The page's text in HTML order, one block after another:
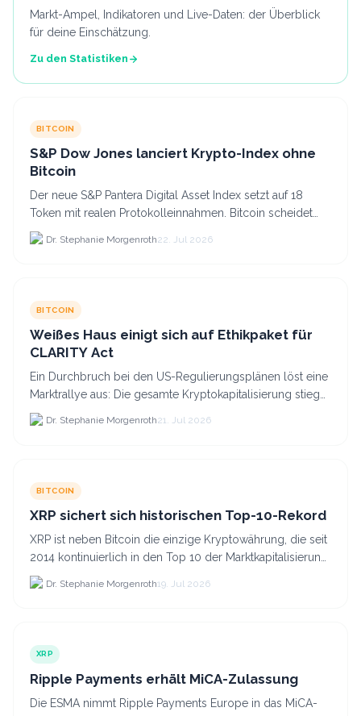
Markt-Ampel, Indikatoren und Live-Daten: der Überblick
für deine Einschätzung.
Zu den Statistiken
BITCOIN
S&P Dow Jones lanciert Krypto-Index ohne
Bitcoin
Der neue S&P Pantera Digital Asset Index setzt auf 18
Token mit realen Protokolleinnahmen. Bitcoin scheidet
aufgrund fehlender Erträge für Halter aus dem.
Dr. Stephanie Morgenroth22. Jul 2026
BITCOIN
Weißes Haus einigt sich auf Ethikpaket für
CLARITY Act
Ein Durchbruch bei den US-Regulierungsplänen löst eine
Marktrallye aus: Die gesamte Kryptokapitalisierung stieg
am 21.
Dr. Stephanie Morgenroth21. Jul 2026
BITCOIN
XRP sichert sich historischen Top-10-Rekord
XRP ist neben Bitcoin die einzige Kryptowährung, die seit
2014 kontinuierlich in den Top 10 der Marktkapitalisierung
verblieb.
Dr. Stephanie Morgenroth19. Jul 2026
XRP
Ripple Payments erhält MiCA-Zulassung
Die ESMA nimmt Ripple Payments Europe in das MiCA-